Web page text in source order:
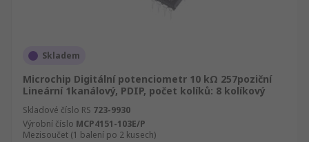
Skladem
Microchip Digitální potenciometr 10 kΩ 257poziční
Lineární 1kanálový, PDIP, počet kolíků: 8 kolíkový
Skladové číslo RS 723-9930
Výrobní číslo MCP4151-103E/P
Mezisoučet (1 balení po 2 kusech)